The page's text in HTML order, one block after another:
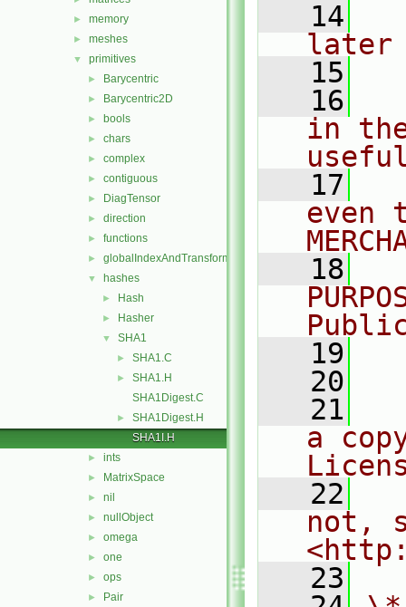
► memory
► meshes
▼ primitives
► Barycentric
► Barycentric2D
► bools
► chars
► complex
► contiguous
► DiagTensor
► direction
► functions
► globalIndexAndTransform
▼ hashes
► Hash
► Hasher
▼ SHA1
► SHA1.C
►
SHA1.H
SHA1Digest.C
►
SHA1Digest.H
SHA1I.H
► ints
► MatrixSpace
► nil
► nullObject
► omega
► one
► ops
► Pair
   14
later
   15
   16
in
   17
even
   18
   19
   20
   21
a
   22
not,
   23